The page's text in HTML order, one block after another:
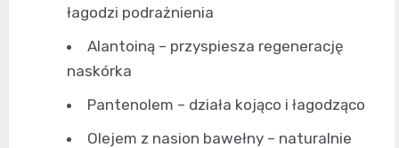
łagodzi podrażnienia
Alantoiną – przyspiesza regenerację
naskórka
Pantenolem – działa kojąco i łagodząco
Olejem z nasion bawełny – naturalnie